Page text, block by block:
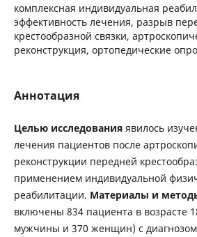
комплексная индивидуальная
эффективность лечения, разрыв
крестообразной связки,
реконструкция, ортопедические
Аннотация
Целью исследованияявилось
лечения пациентов после
реконструкции передней
применением индивидуальной
реабилитации. Материалы и
включены 834 пациента в возрасте
мужчины и 370 женщин) с